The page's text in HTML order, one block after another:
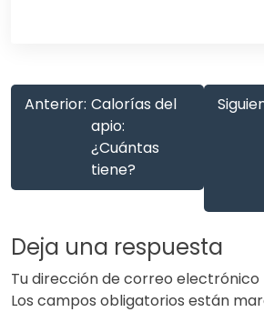
Anterior: Calorías del
apio:
¿Cuántas
tiene?
Deja una respuesta
Tu dirección de correo electrónico
Los campos obligatorios están